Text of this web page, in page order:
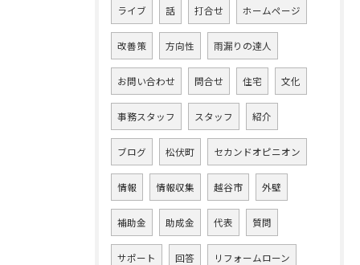
ライブ 話 打合せ ホームページ
改善策 方向性 雨漏りの達人
お問い合わせ 問合せ 住宅 文化
事務スタッフ スタッフ 紹介
ブログ 松伏町 セカンドオピニオン
情報 情報収集 越谷市 外壁
補助金 助成金 代表 質問
サポート 回答 リフォームローン